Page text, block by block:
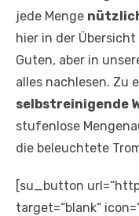
jede Menge
hier in der
Guten, aber in
alles nachlesen. Zu
selbstreinigende
stufenlose
die beleuchtete
[su_button
target=“blank“